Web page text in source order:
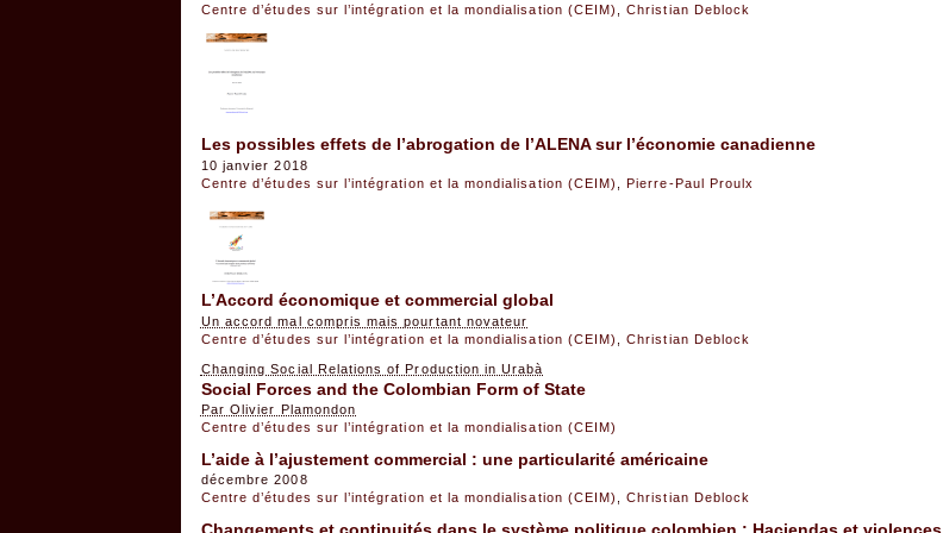
Centre d’études sur l’intégration et la mondialisation (CEIM)
,Christian Deblock
Les possibles effets de l’abrogation de l’ALENA sur l’économie canadienne
10 janvier 2018
Centre d’études sur l’intégration et la mondialisation (CEIM)
,Pierre-Paul Proulx
L’Accord économique et commercial global
Un accord mal compris mais pourtant novateur
Centre d’études sur l’intégration et la mondialisation (CEIM)
,Christian Deblock
Changing Social Relations of Production in Urabà
Social Forces and the Colombian Form of State
Par Olivier Plamondon
Centre d’études sur l’intégration et la mondialisation (CEIM)
L’aide à l’ajustement commercial : une particularité américaine
décembre 2008
Centre d’études sur l’intégration et la mondialisation (CEIM)
,Christian Deblock